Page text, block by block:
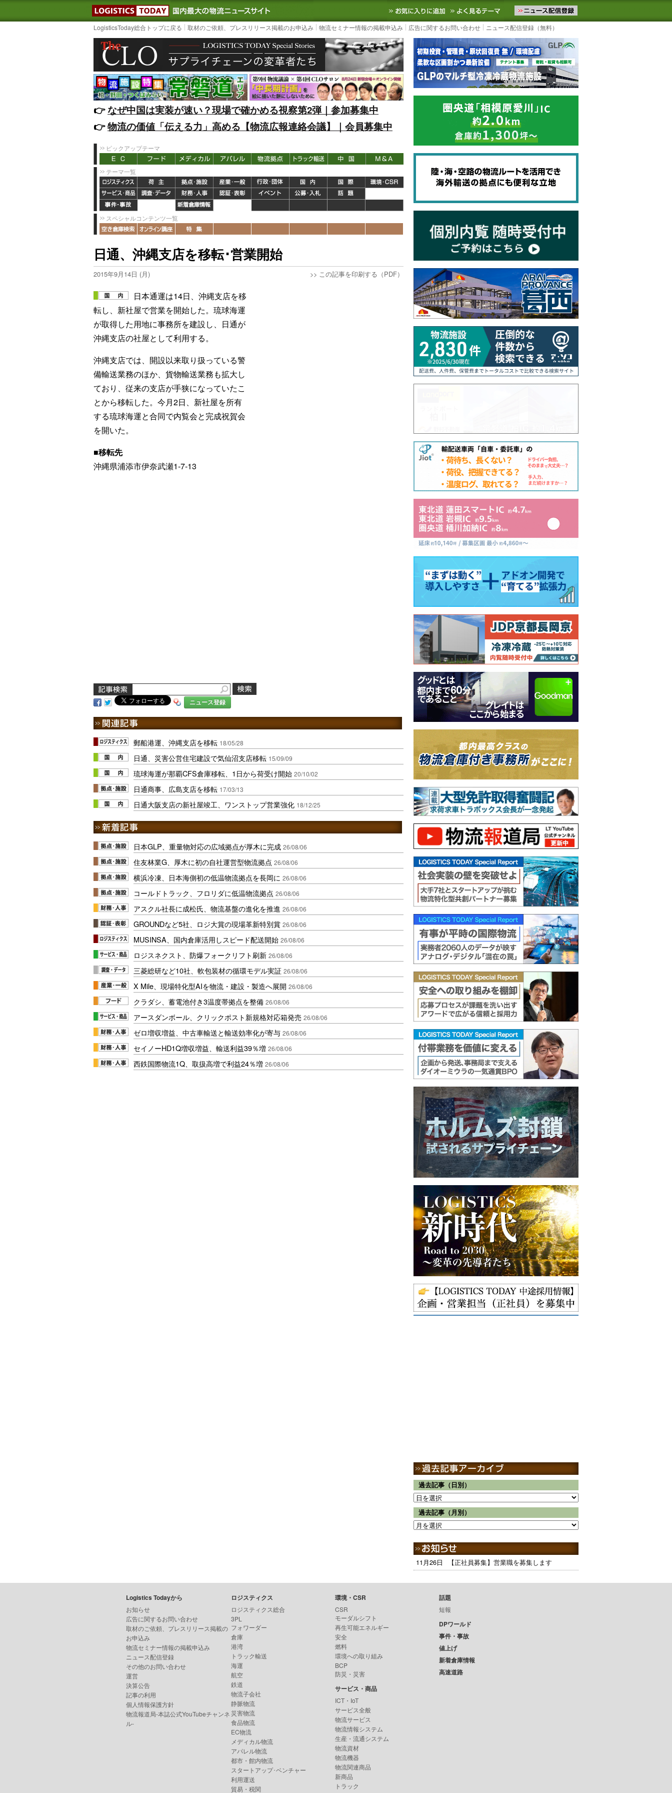
LOGISTICS TODAY｜国内最大の物流ニュースサイト3PL, SCMなど国内外の最新の物流ニュースをお届けします。物流ニュースメール配信を登録す
お気に入りに追加 よく見るテーマ
LogisticsToday総合トップに戻る 取材のご依頼、プレスリリース掲載のお申込み 物流セミナー情報の掲載申込み 広告に関するお問い合わせ ニュース配信登録（無料）
👉️なぜ中国は実装が速い？現場で確かめる視察第2弾｜参加募集中
👉️物流の価値「伝える力」高める【物流広報連絡会議】｜会員募集中
ピックアップテーマ
テーマ一覧
スペシャルコンテンツ一覧
日通、沖縄支店を移転･営業開始
2015年9月14日 (月) >> この記事を印刷する（PDF）
日本通運は14日、沖縄支店を移
転し、新社屋で営業を開始した。琉球海運
が取得した用地に事務所を建設し、日通が
沖縄支店の社屋として利用する。
沖縄支店では、開設以来取り扱っている警
備輸送業務のほか、貨物輸送業務も拡大し
ており、従来の支店が手狭になっていたこ
とから移転した。今月2日、新社屋を所有
する琉球海運と合同で内覧会と完成祝賀会
を開いた。
■移転先
沖縄県浦添市伊奈武瀬1-7-13
ニュース登録
郵船港運、沖縄支店を移転 18/05/28
日通、災害公営住宅建設で気仙沼支店移転 15/09/09
琉球海運が那覇CFS倉庫移転、1日から荷受け開始 20/10/02
日通商事、広島支店を移転 17/03/13
日通大阪支店の新社屋竣工、ワンストップ営業強化 18/12/25
日本GLP、重量物対応の広域拠点が厚木に完成 26/08/06
住友林業G、厚木に初の自社運営型物流拠点 26/08/06
横浜冷凍、日本海側初の低温物流拠点を長岡に 26/08/06
コールドトラック、フロリダに低温物流拠点 26/08/06
アスクル社長に成松氏、物流基盤の進化を推進 26/08/06
GROUNDなど5社、ロジ大賞の現場革新特別賞 26/08/06
MUSINSA、国内倉庫活用しスピード配送開始 26/08/06
ロジスネクスト、防爆フォークリフト刷新 26/08/06
三菱総研など10社、軟包装材の循環モデル実証 26/08/06
X Mile、現場特化型AIを物流・建設・製造へ展開 26/08/06
クラダシ、蓄電池付き3温度帯拠点を整備 26/08/06
アースダンボール、クリックポスト新規格対応箱発売 26/08/06
ゼロ増収増益、中古車輸送と輸送効率化が寄与 26/08/06
セイノーHD1Q増収増益、輸送利益39％増 26/08/06
西鉄国際物流1Q、取扱高増で利益24％増 26/08/06
過去記事（日別）
過去記事（月別）
11月26日 【正社員募集】営業職を募集します
Logistics Todayから
お知らせ
広告に関するお問い合わせ
取材のご依頼、プレスリリース掲載の
お申込み
物流セミナー情報の掲載申込み
ニュース配信登録
その他のお問い合わせ
運営
決算公告
記事の利用
個人情報保護方針
物流報道局-本誌公式YouTubeチャンネ
ル-
ロジスティクス
ロジスティクス総合
3PL
フォワーダー
倉庫
港湾
トラック輸送
海運
航空
鉄道
物流子会社
静脈物流
災害物流
食品物流
EC物流
メディカル物流
アパレル物流
都市・館内物流
スタートアップ･ベンチャー
利用運送
貿易・税関
環境・CSR
CSR
モーダルシフト
再生可能エネルギー
安全
燃料
環境への取り組み
BCP
防災・災害
サービス・商品
ICT・IoT
サービス全般
物流サービス
物流情報システム
生産・流通システム
物流資材
物流機器
物流関連商品
新商品
トラック
話題
短報
DPワールド
事件・事故
値上げ
新着倉庫情報
高速道路